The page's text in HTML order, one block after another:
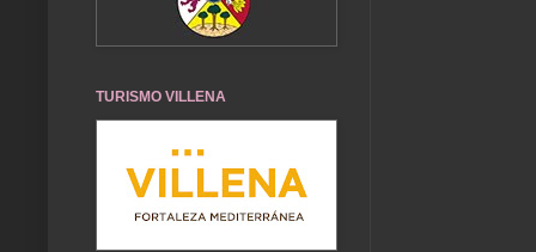
TURISMO VILLENA